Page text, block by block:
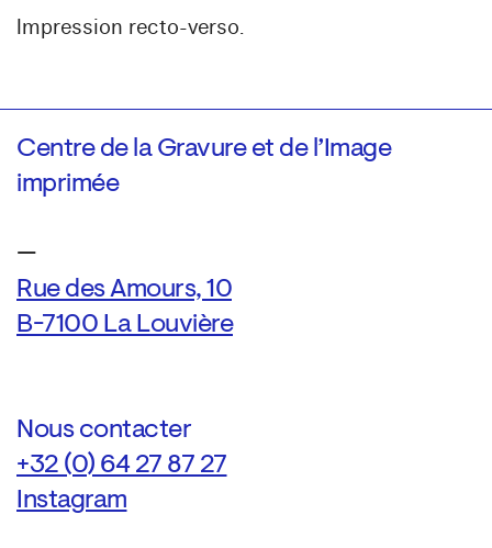
Impression recto-verso.
Centre de la Gravure et de l’Image
imprimée
—
Rue des Amours, 10
B-7100 La Louvière
Nous contacter
+32 (0) 64 27 87 27
Instagram